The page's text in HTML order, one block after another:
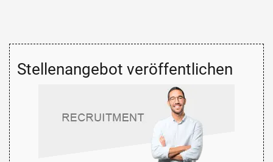
Stellenangebot veröffentlichen